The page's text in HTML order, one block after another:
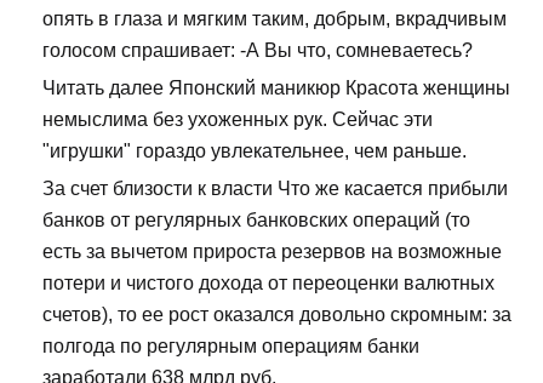
опять в глаза и мягким таким, добрым, вкрадчивым
голосом спрашивает: -А Вы что, сомневаетесь?
Читать далее Японский маникюр Красота женщины
немыслима без ухоженных рук. Сейчас эти
"игрушки" гораздо увлекательнее, чем раньше.
За счет близости к власти Что же касается прибыли
банков от регулярных банковских операций (то
есть за вычетом прироста резервов на возможные
потери и чистого дохода от переоценки валютных
счетов), то ее рост оказался довольно скромным: за
полгода по регулярным операциям банки
заработали 638 млрд руб.